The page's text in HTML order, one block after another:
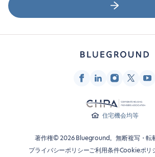
住宅機会均等
著作権© 2026 Blueground。無断複写・転
プライバシーポリシーご利用条件Cookieポリ